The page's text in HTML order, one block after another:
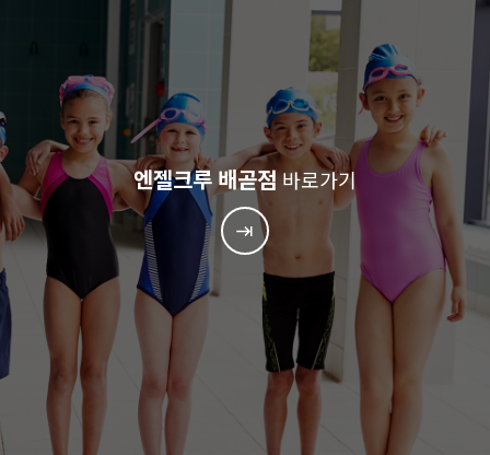
엔젤크루 배곧점바로가기